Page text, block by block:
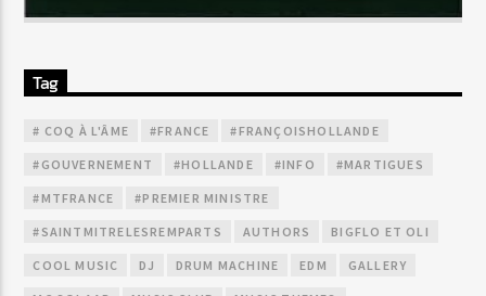
Tag
# COQ À L'ÂME #FRANCE #FRANÇOISHOLLANDE
#GOUVERNEMENT #HOLLANDE #INFO #MARTIGUES
#MTFRANCE #PREMIER MINISTRE
#SAINTMITRELESREMPARTS AUTHORS BIGFLO ET OLI
COOL MUSIC DJ DRUM MACHINE EDM GALLERY